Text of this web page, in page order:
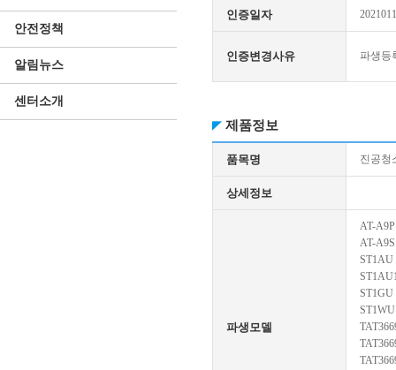
안전정책
알림뉴스
센터소개
인증일자
인증변경사유 파생등
제품정보
품목명 진공청
상세정보
파생모델
AT-A9P
AT-A9S
ST1AU
ST1GU
ST1WU